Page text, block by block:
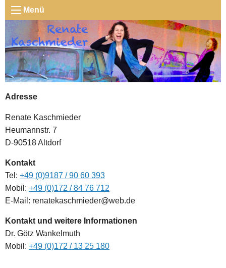
Menü
Adresse
Renate Kaschmieder
Heumannstr. 7
D-90518 Altdorf
Kontakt
Tel: +49 (0)9187 / 90 60 393
Mobil: +49 (0)172 / 84 76 712
E-Mail: renatekaschmieder@web.de
Kontakt und weitere Informationen
Dr. Götz Wankelmuth
Mobil: +49 (0)172 / 13 25 180